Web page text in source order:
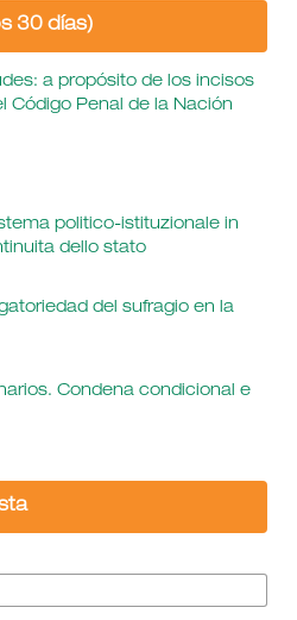
30 días)
a propósito de los incisos
Código Penal de la Nación
politico-istituzionale in
dello stato
del sufragio en la
Condena condicional e